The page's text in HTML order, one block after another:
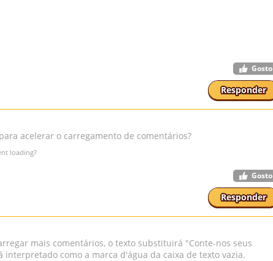
Gosto
Responder
acelerar o carregamento de comentários?
loading?
Gosto
Responder
mais comentários, o texto substituirá "Conte-nos seus
como a marca d'água da caixa de texto vazia.